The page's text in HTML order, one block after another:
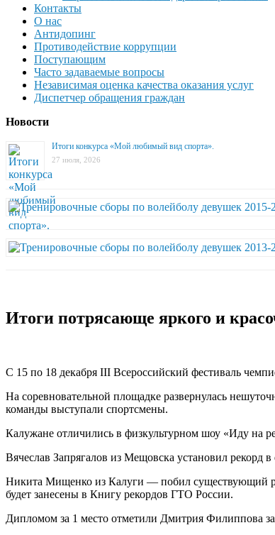
Контакты
О нас
Антидопинг
Противодействие коррупции
Поступающим
Часто задаваемые вопросы
Независимая оценка качества оказания услуг
Диспетчер обращения граждан
Новости
Итоги конкурса «Мой любимый вид спорта».
27 июля, 2026
Итоги потрясающе яркого и
С 15 по 18 декабря III Всероссийский фестиваль
На соревновательной площадке развернулась
команды выступали спортсмены.
Калужане отличились в физкультурном шоу «Иду на
Вячеслав Запрягалов из Мещовска установил
Никита Мищенко из Калуги — побил существующий
будет занесены в Книгу рекордов ГТО России.
Дипломом за 1 место отметили Дмитрия Филиппова